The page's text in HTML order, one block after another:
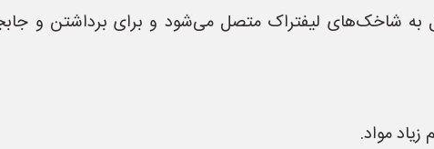
شاخک‌های لیفتراک متصل می‌شود و برای برداشتن و
مواد.